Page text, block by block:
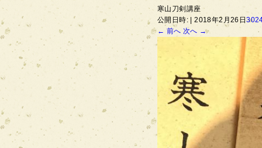
寒山刀剣講座
公開日時:
2018年2月26日
← 前へ 次へ →